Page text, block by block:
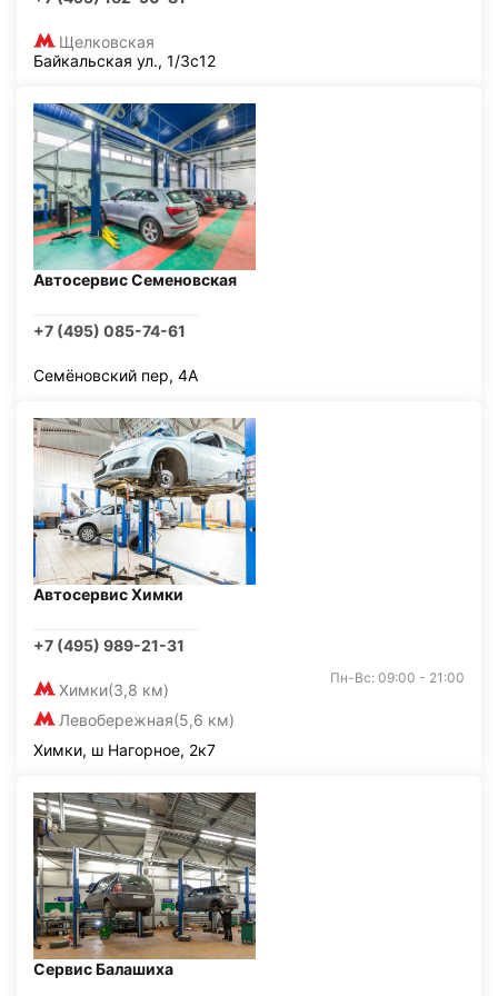
Щелковская
Байкальская ул., 1/3с12
Автосервис Семеновская
+7 (495) 085-74-61
Семёновский пер, 4А
Автосервис Химки
+7 (495) 989-21-31
Химки(3,8 км)
Левобережная(5,6 км)
Пн-Вс: 09:00 - 21:00
Химки, ш Нагорное, 2к7
Сервис Балашиха